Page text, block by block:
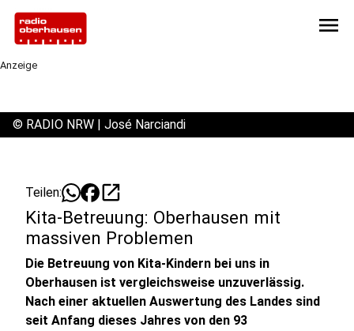
menu
Anzeige
© RADIO NRW | José Narciandi
Teilen: open_in_new
Kita-Betreuung: Oberhausen mit
massiven Problemen
Die Betreuung von Kita-Kindern bei uns in
Oberhausen ist vergleichsweise unzuverlässig.
Nach einer aktuellen Auswertung des Landes sind
seit Anfang dieses Jahres von den 93